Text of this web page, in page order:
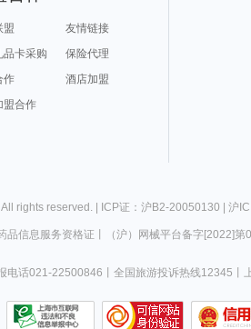
盟
友情链接
品卡采购
保险代理
作
酒店加盟
盟合作
All rights reserved. | ICP证：沪B2-20050130 | 沪
品信息服务资格证 （沪）网械平台备字[2022]第
电话021-22500846 全国旅游投诉热线12345